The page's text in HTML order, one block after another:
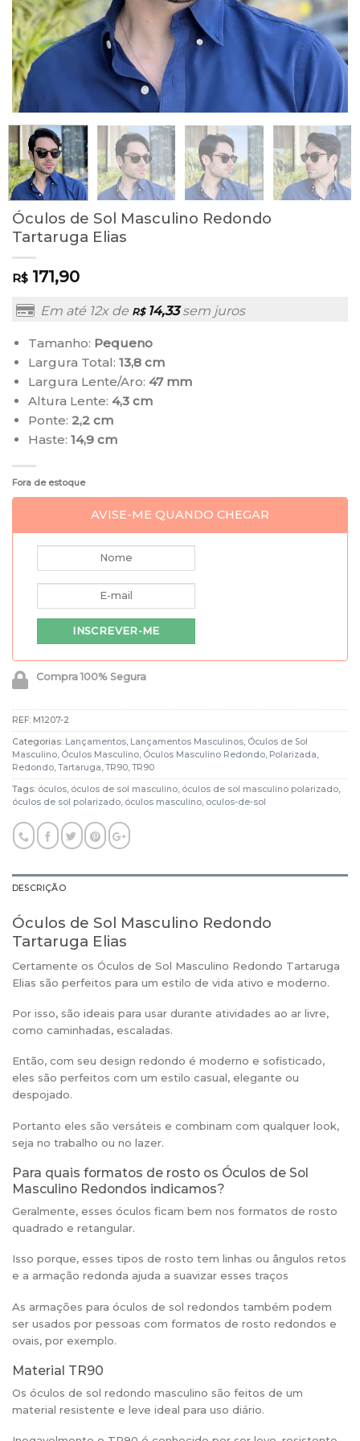
Óculos de Sol Masculino Redondo
Tartaruga Elias
R$ 171,90
Em até 12x de R$14,33sem juros
Tamanho: Pequeno
Largura Total: 13,8 cm
Largura Lente/Aro: 47 mm
Altura Lente: 4,3 cm
Ponte: 2,2 cm
Haste: 14,9 cm
Fora de estoque
AVISE-ME QUANDO CHEGAR
Compra 100% Segura
REF: M1207-2
Categorias: Lançamentos, Lançamentos Masculinos, Óculos de Sol
Masculino, Óculos Masculino, Óculos Masculino Redondo, Polarizada,
Redondo,Tartaruga,TR90,TR90
Tags: óculos, óculos de sol masculino, óculos de sol masculino polarizado,
óculos de sol polarizado, óculos masculino, oculos-de-sol
DESCRIÇÃO
Óculos de Sol Masculino Redondo
Tartaruga Elias
Certamente os Óculos de Sol Masculino Redondo Tartaruga
Elias são perfeitos para um estilo de vida ativo e moderno.
Por isso, são ideais para usar durante atividades ao ar livre,
como caminhadas, escaladas.
Então, com seu design redondo é moderno e sofisticado,
eles são perfeitos com um estilo casual, elegante ou
despojado.
Portanto eles são versáteis e combinam com qualquer look,
seja no trabalho ou no lazer.
Para quais formatos de rosto os Óculos de Sol
Masculino Redondos indicamos?
Geralmente, esses óculos ficam bem nos formatos de rosto
quadrado e retangular.
Isso porque, esses tipos de rosto tem linhas ou ângulos retos
e a armação redonda ajuda a suavizar esses traços
As armações para óculos de sol redondos também podem
ser usados por pessoas com formatos de rosto redondos e
ovais, por exemplo.
Material TR90
Os óculos de sol redondo masculino são feitos de um
material resistente e leve ideal para uso diário.